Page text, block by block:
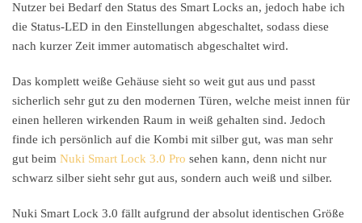
Nutzer bei Bedarf den Status des Smart Locks an, jedoch habe ich
die Status-LED in den Einstellungen abgeschaltet, sodass diese
nach kurzer Zeit immer automatisch abgeschaltet wird.
Das komplett weiße Gehäuse sieht so weit gut aus und passt
sicherlich sehr gut zu den modernen Türen, welche meist innen für
einen helleren wirkenden Raum in weiß gehalten sind. Jedoch
finde ich persönlich auf die Kombi mit silber gut, was man sehr
gut beim Nuki Smart Lock 3.0 Pro sehen kann, denn nicht nur
schwarz silber sieht sehr gut aus, sondern auch weiß und silber.
Nuki Smart Lock 3.0 fällt aufgrund der absolut identischen Größe